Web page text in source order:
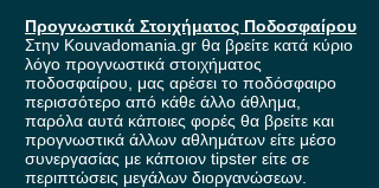
Προγνωστικά Στοιχήματος Ποδοσφαίρου
Στην Kouvadomania.gr θα βρείτε κατά κύριο
λόγο προγνωστικά στοιχήματος
ποδοσφαίρου, μας αρέσει το ποδόσφαιρο
περισσότερο από κάθε άλλο άθλημα,
παρόλα αυτά κάποιες φορές θα βρείτε και
προγνωστικά άλλων αθλημάτων είτε μέσο
συνεργασίας με κάποιον tipster είτε σε
περιπτώσεις μεγάλων διοργανώσεων.